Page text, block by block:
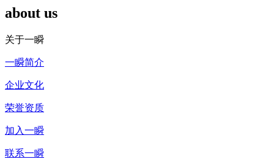
about us
关于一瞬
一瞬简介
企业文化
荣誉资质
加入一瞬
联系一瞬